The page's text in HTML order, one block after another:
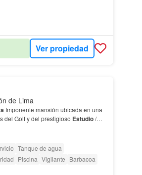
Ver propiedad
de Lima
del Golf y del prestigioso Estudio/
Tanque de agua
Piscina Vigilante Barbacoa